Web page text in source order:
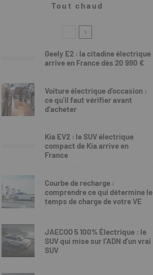
Tout chaud
Geely E2 : la citadine électrique
arrive en France dès 20 990 €
Voiture électrique d’occasion :
ce qu’il faut vérifier avant
d’acheter
Kia EV2 : le SUV électrique
compact de Kia arrive en
France
Courbe de recharge :
comprendre ce qui détermine le
temps de charge de votre VE
JAECOO 5 100% Électrique : le
SUV qui mise sur l’ADN d’un vrai
SUV